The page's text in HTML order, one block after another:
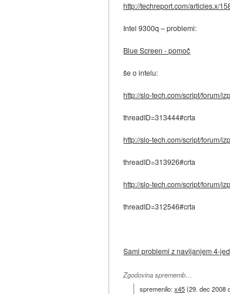
http://techreport.com/articles.x/
Intel 9300q – problemi:
Blue Screen - pomoč
še o intelu:
http://slo-tech.com/script/forum/
threadID=313444#crta
http://slo-tech.com/script/forum/
threadID=313926#crta
http://slo-tech.com/script/forum/
threadID=312546#crta
Sami problemi z navijanjem 4-
Zgodovina sprememb…
spremenilo:x45(29. dec 2008